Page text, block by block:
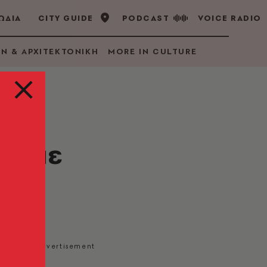
CITY GUIDE PODCAST VOICE RADIO
& ΑΡΧΙΤΕΚΤΟΝΙΚΗ MORE IN CULTURE
με